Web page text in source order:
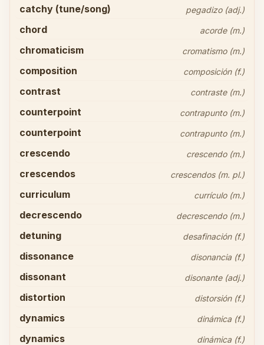
catchy (tune/song) pegadizo (adj.)
chord acorde (m.)
chromaticism cromatismo (m.)
composition composición (f.)
contrast contraste (m.)
counterpoint contrapunto (m.)
counterpoint contrapunto (m.)
crescendo crescendo (m.)
crescendos crescendos (m. pl.)
curriculum currículo (m.)
decrescendo decrescendo (m.)
detuning desafinación (f.)
dissonance disonancia (f.)
dissonant disonante (adj.)
distortion distorsión (f.)
dynamics dinámica (f.)
dynamics dinámica (f.)